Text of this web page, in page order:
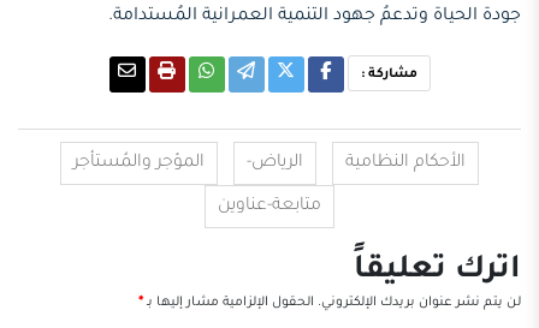
جودة الحياة وتدعمُ جهود التنمية العمرانية المُستدامة.
مشاركة :
الأحكام النظامية الرياض- المؤجر والمُستأجر
متابعة-عناوين
اترك تعليقاً
لن يتم نشر عنوان بريدك الإلكتروني. الحقول الإلزامية مشار إليها بـ*